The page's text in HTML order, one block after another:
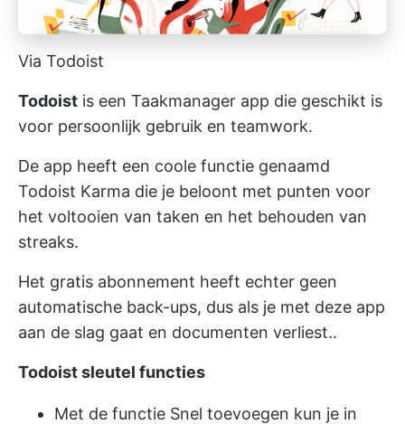
Via Todoist
Todoist is een Taakmanager app die geschikt is
voor persoonlijk gebruik en teamwork.
De app heeft een coole functie genaamd
Todoist Karma die je beloont met punten voor
het voltooien van taken en het behouden van
streaks.
Het gratis abonnement heeft echter geen
automatische back-ups, dus als je met deze app
aan de slag gaat en documenten verliest..
Todoist sleutel functies
Met de functie Snel toevoegen kun je in